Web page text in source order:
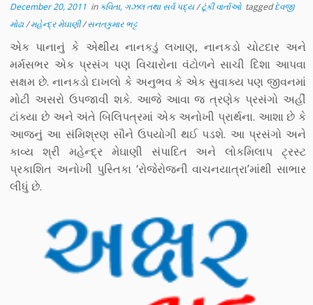
December 20, 2011 inકવિતા, ગઝલ તથા સર્વ પદ્ય/ટૂંકી વાર્તાઓ taggedદેવજી
મોઢા/મહેન્દ્ર મેઘાણી/સનતકુમાર ભટ્ટ
એક પાનાનું કે એથીય નાનકડું લખાણ, નાનકડો ચોટદાર અને
મર્મસભર એક પ્રસંગ પણ વિચારોના વંટોળને સાચી દિશા આપવા
સક્ષમ છે. નાનકડો દાખલો કે અનુભવ કે એક સુવાક્ય પણ જીવનમાં
મોટી અસરો ઉપજાવી શકે. આજે આવા જ ત્રણેક પ્રસંગો અહીં
ટાંક્યા છે અને અંતે બિલિપત્રમાં એક અનોખી પ્રાર્થના. આશા છે કે
આજનું આ સંમિશ્રણ સૌને ઉપયોગી થઈ પડશે. આ પ્રસંગો અને
કાવ્ય શ્રી મહેન્દ્ર મેઘાણી સંપાદિત અને લોકમિલાપ ટ્રસ્ટ
પ્રકાશિત અનોખી પુસ્તિકા ‘રોજેરોજની વાચનયાત્રા’માંથી સાભાર
લીધું છે.